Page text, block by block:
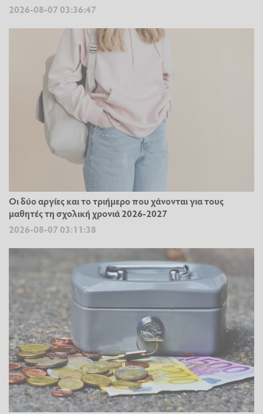
2026-08-07 03:36:47
Οι δύο αργίες και το τριήμερο που χάνονται για τους
μαθητές τη σχολική χρονιά 2026-2027
2026-08-07 03:11:38